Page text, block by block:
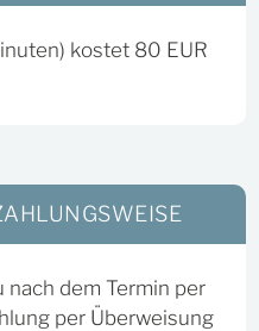
kostet 80 EUR
nach dem Termin per
per Überweisung